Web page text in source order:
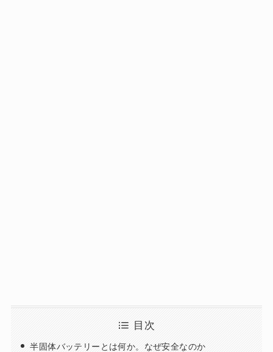
目次
半固体バッテリーとは何か。なぜ安全なのか